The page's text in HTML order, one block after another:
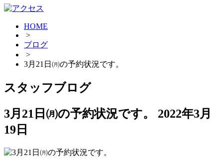
HOME
>
ブログ
>
3月21日㈪の予約状況です。
スタッフブログ
3月21日㈪の予約状況です。
2022年3月
19日